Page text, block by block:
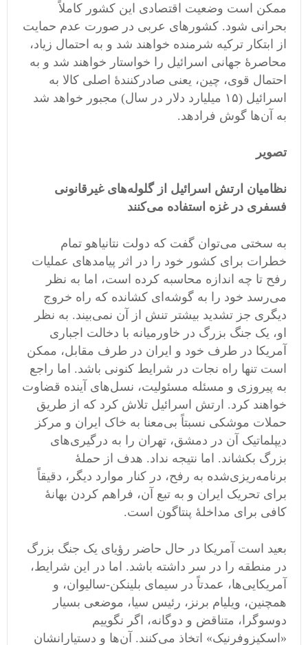
ممکن است وضعیت اقتصادی این کشور کاملاً
بحرانی شود. کشورهای عربی در صورت عدم حمایت
از ابتکار ترکیه شرمنده خواهند شد و به احتمال زیاد،
محاصرۀ جهانی اسرائیل را خواستار خواهند شد و به
احتمال قوی، چین، یعنی صادرکنندۀ اصلی کالا به
اسرائیل (١۵ میلیارد دلار در سال) مجبور خواهد شد
به آن‌ها گوش فرادهد.
تصویر
نظامیان ارتش اسرائیل از گلوله‌های غیرقانونی
فسفری در غزه استفاده می‌کنند
به سختی می‌توان گفت که دولت نتانیاهو تمام
خطرات برای کشور خود را در اثر پیامدهای عملیات
رفح تا چه اندازه محاسبه کرده است، اما به نظر
می‌رسد خود را به گوشه‌ای کشانده که راه خروج
دیگری جز تشدید بیشتر تنش از آن نمی‌بیند. به نظر
او، یک جنگ بزرگ در خاورمیانه با دخالت اجباری
آمریکا در طرف خود و ایران در طرف مقابل، ممکن
است تنها راه نجات در شرایط کنونی باشد. اما راجع
به پیروزی و مسئله مسئولیت، نسل‌های آینده قضاوت
خواهند کرد. ارتش اسرائیل تلاش کرد که از طریق
حملات موشکی نسبتاً بی‌معنا به خاک ایران و مرکز
دیپلماتیک آن در دمشق، تهران را به درگیری‌های
بزرگ بکشاند. اما نتیجه نداد. هدف از حملۀ
برنامه‌ریزی‌شده به رفح، در کنار موارد دیگر، دقیقاً
برای تحریک ایران و به تبع آن، فراهم کردن بهانۀ
کافی برای مداخلۀ پنتاگون است.
بعید است آمریکا در حال حاضر رؤیای یک جنگ بزرگ
در منطقه را در سر داشته باشد. اما در این شرایط،
آمریکایی‌ها، عمدتاً در سیمای بلینکن-سالیوان، و
همچنین، ویلیام برنز، رئیس سیا، موضعی بسیار
دوسوگرا، متناقض و دوگانه، اگر نگوییم
«اسکیزوفرنیک» اتخاذ می‌کنند. آن‌ها و دستیارانشان